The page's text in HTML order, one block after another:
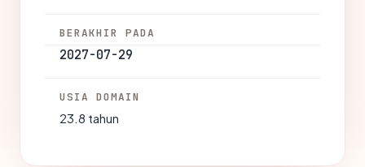
BERAKHIR PADA
2027-07-29
USIA DOMAIN
23.8 tahun